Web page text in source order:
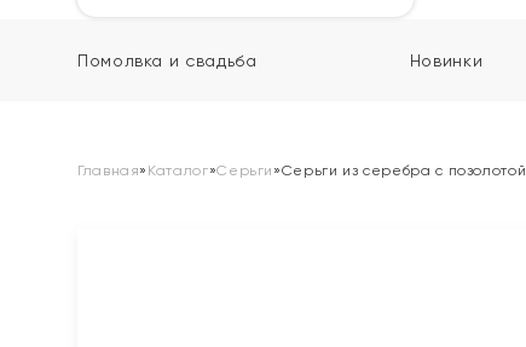
Помолвка и свадьба Новинки
Главная» Каталог»Серьги »Серьги из серебра с позолотой